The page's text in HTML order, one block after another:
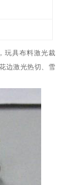
玩具布料激光裁
边激光热切、雪